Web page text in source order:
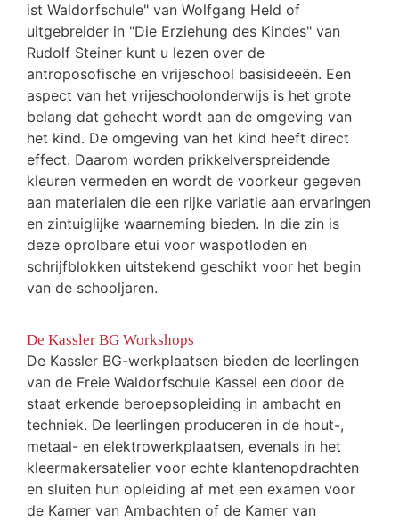
ist Waldorfschule" van Wolfgang Held of
uitgebreider in "Die Erziehung des Kindes" van
Rudolf Steiner kunt u lezen over de
antroposofische en vrijeschool basisideeën. Een
aspect van het vrijeschoolonderwijs is het grote
belang dat gehecht wordt aan de omgeving van
het kind. De omgeving van het kind heeft direct
effect. Daarom worden prikkelverspreidende
kleuren vermeden en wordt de voorkeur gegeven
aan materialen die een rijke variatie aan ervaringen
en zintuiglijke waarneming bieden. In die zin is
deze oprolbare etui voor waspotloden en
schrijfblokken uitstekend geschikt voor het begin
van de schooljaren.
De Kassler BG Workshops
De Kassler BG-werkplaatsen bieden de leerlingen
van de Freie Waldorfschule Kassel een door de
staat erkende beroepsopleiding in ambacht en
techniek. De leerlingen produceren in de hout-,
metaal- en elektrowerkplaatsen, evenals in het
kleermakersatelier voor echte klantenopdrachten
en sluiten hun opleiding af met een examen voor
de Kamer van Ambachten of de Kamer van